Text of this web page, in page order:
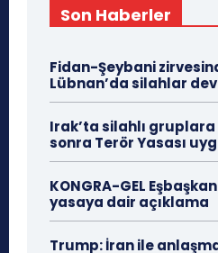
Son Haberler
Fidan-Şeybani
Lübnan’da silahlar
Irak’ta silahlı gruplara
sonra Terör Yasası
KONGRA-GEL
yasaya dair açıklama
Trump: İran ile